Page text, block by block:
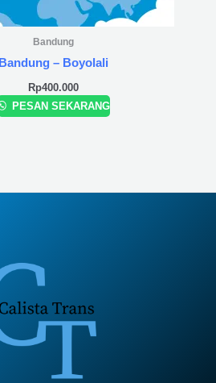
Bandung
Bandung – Boyolali
Rp400.000
PESAN SEKARANG